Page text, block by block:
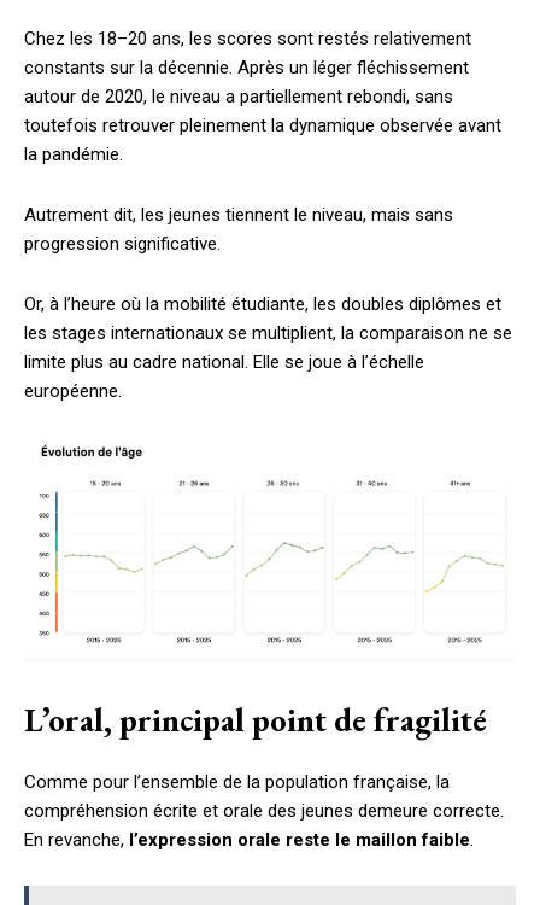
Chez les 18–20 ans, les scores sont restés relativement
constants sur la décennie. Après un léger fléchissement
autour de 2020, le niveau a partiellement rebondi, sans
toutefois retrouver pleinement la dynamique observée avant
la pandémie.
Autrement dit, les jeunes tiennent le niveau, mais sans
progression significative.
Or, à l’heure où la mobilité étudiante, les doubles diplômes et
les stages internationaux se multiplient, la comparaison ne se
limite plus au cadre national. Elle se joue à l’échelle
européenne.
L’oral, principal point de fragilité
Comme pour l’ensemble de la population française, la
compréhension écrite et orale des jeunes demeure correcte.
En revanche, l’expression orale reste le maillon faible.